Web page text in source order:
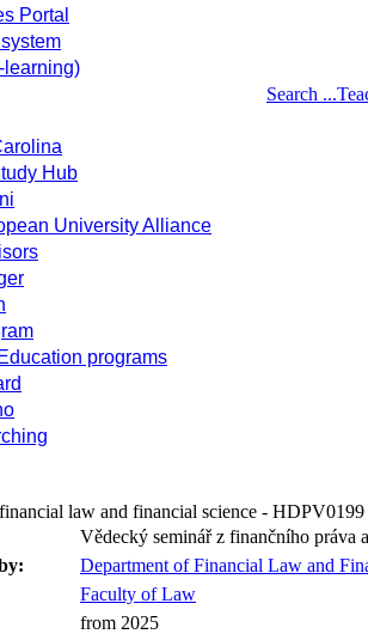
Portal
learning)
Hub
University Alliance
programs
Search ...
law and financial science - HDPV0199
Vědecký seminář z finančního práva
Department of Financial Law and
Faculty of Law
from 2025